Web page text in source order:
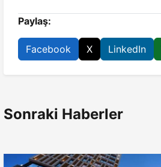
Paylaş:
Facebook X LinkedIn
Sonraki Haberler